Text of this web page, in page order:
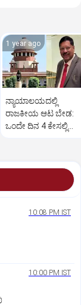
1 year ago
ನ್ಯಾಯಾಲಯದಲ್ಲಿ
ರಾಜಕೀಯ ಆಟ ಬೇಡ:
ಒಂದೇ ದಿನ 4 ಕೇಸಲ್ಲಿ
10:08 PM IST
10:00 PM IST